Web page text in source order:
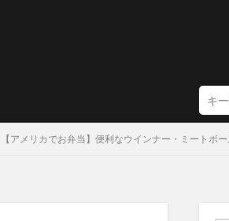
【アメリカでお弁当】便利なウインナー・ミートボ